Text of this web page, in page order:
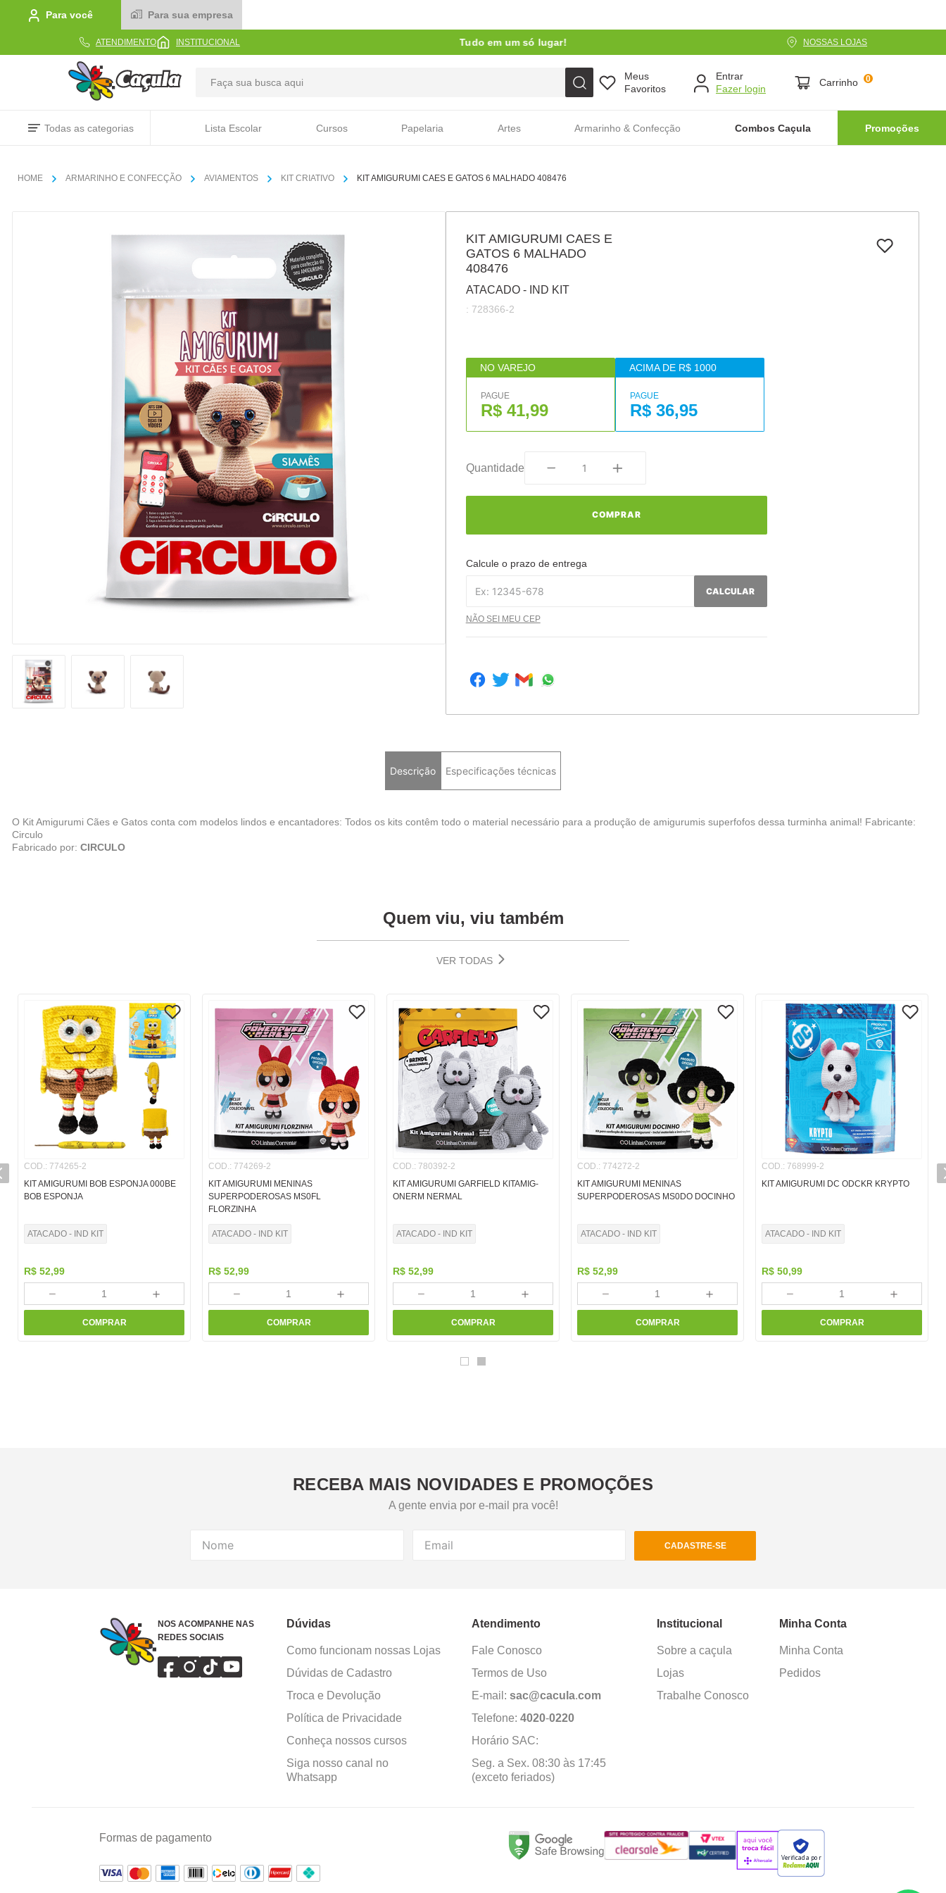
Para você Para sua empresa
ATENDIMENTO INSTITUCIONAL Tudo em um só lugar! NOSSAS LOJAS
Meus
Favoritos
Entrar
Carrinho 0
Todas as categorias Lista Escolar Cursos Papelaria Artes Armarinho & Confecção Combos Caçula Promoções
ARMARINHO E CONFECÇÃO AVIAMENTOS KIT CRIATIVO KIT AMIGURUMI CAES E GATOS 6 MALHADO 408476
KIT AMIGURUMI CAES E
GATOS 6 MALHADO
408476
ATACADO - IND KIT
: 728366-2
NO VAREJO
PAGUE
R$ 41,99
ACIMA DE R$ 1000
PAGUE
R$ 36,95
Quantidade
COMPRAR
Calcule o prazo de entrega
CALCULAR
NÃO SEI MEU CEP
Descrição Especificações técnicas
O Kit Amigurumi Cães e Gatos conta com modelos lindos e encantadores: Todos os kits contêm todo o material necessário para a produção de amigurumis superfofos dessa turminha animal! Fabricante:
Circulo
Fabricado por: CIRCULO
Quem viu, viu também
VER TODAS
COD.: 774265-2
KIT AMIGURUMI BOB ESPONJA 000BE
BOB ESPONJA
ATACADO - IND KIT
R$ 52,99
＋
－
COMPRAR
COD.: 774269-2
KIT AMIGURUMI MENINAS
SUPERPODEROSAS MS0FL
FLORZINHA
ATACADO - IND KIT
R$ 52,99
＋
－
COMPRAR
COD.: 780392-2
KIT AMIGURUMI GARFIELD KITAMIG-
ONERM NERMAL
ATACADO - IND KIT
R$ 52,99
＋
－
COMPRAR
COD.: 774272-2
KIT AMIGURUMI MENINAS
SUPERPODEROSAS MS0DO DOCINHO
ATACADO - IND KIT
R$ 52,99
＋
－
COMPRAR
COD.: 768999-2
KIT AMIGURUMI DC ODCKR KRYPTO
ATACADO - IND KIT
R$ 50,99
＋
－
COMPRAR
RECEBA MAIS NOVIDADES E PROMOÇÕES
A gente envia por e-mail pra você!
CADASTRE-SE
NOS ACOMPANHE NAS
REDES SOCIAIS
Dúvidas
Como funcionam nossas Lojas
Dúvidas de Cadastro
Troca e Devolução
Política de Privacidade
Conheça nossos cursos
Siga nosso canal no
Whatsapp
Atendimento
Fale Conosco
Termos de Uso
E-mail: sac@cacula.com
Telefone: 4020-0220
Horário SAC:
Seg. a Sex. 08:30 às 17:45
(exceto feriados)
Institucional
Sobre a caçula
Lojas
Trabalhe Conosco
Minha Conta
Minha Conta
Pedidos
Formas de pagamento
Verificada por
TERMOS MAIS BUSCADOS
linha
7º pincel
8º
barbante